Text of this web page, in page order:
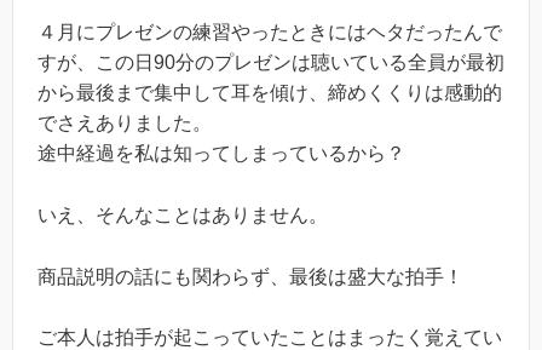
４月にプレゼンの練習やったときにはヘタだったんで
すが、この日90分のプレゼンは聴いている全員が最初
から最後まで集中して耳を傾け、締めくくりは感動的
でさえありました。
途中経過を私は知ってしまっているから？
いえ、そんなことはありません。
商品説明の話にも関わらず、最後は盛大な拍手！
ご本人は拍手が起こっていたことはまったく覚えてい